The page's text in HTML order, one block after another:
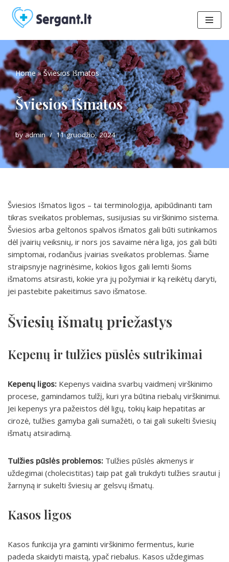
Skip
to
content
Home»Šviesios Išmatos
Šviesios Išmatos
byadmin 11 gruodžio, 2024
Šviesios Išmatos ligos – tai terminologija, apibūdinanti tam
tikras sveikatos problemas, susijusias su virškinimo sistema.
Šviesios arba geltonos spalvos išmatos gali būti sutinkamos
dėl įvairių veiksnių, ir nors jos savaime nėra liga, jos gali būti
simptomai, rodančius įvairias sveikatos problemas. Šiame
straipsnyje nagrinėsime, kokios ligos gali lemti šioms
išmatoms atsirasti, kokie yra jų požymiai ir ką reikėtų daryti,
jei pastebite pakeitimus savo išmatose.
Šviesių išmatų priežastys
Kepenų ir tulžies pūslės sutrikimai
Kepenų ligos: Kepenys vaidina svarbų vaidmenį virškinimo
procese, gamindamos tulžį, kuri yra būtina riebalų virškinimui.
Jei kepenys yra pažeistos dėl ligų, tokių kaip hepatitas ar
cirozė, tulžies gamyba gali sumažėti, o tai gali sukelti šviesių
išmatų atsiradimą.
Tulžies pūslės problemos: Tulžies pūslės akmenys ir
uždegimai (cholecistitas) taip pat gali trukdyti tulžies srautui į
žarnyną ir sukelti šviesių ar gelsvų išmatų.
Kasos ligos
Kasos funkcija yra gaminti virškinimo fermentus, kurie
padeda skaidyti maistą, ypač riebalus. Kasos uždegimas